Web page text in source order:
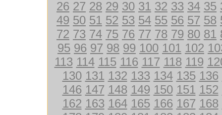
26 27 28 29 30 31 32 33 34 35
49 50 51 52 53 54 55 56 57 58
72 73 74 75 76 77 78 79 80 81
95 96 97 98 99 100 101 102
113 114 115 116 117 118 119
130 131 132 133 134 135 136
146 147 148 149 150 151 152
162 163 164 165 166 167 168